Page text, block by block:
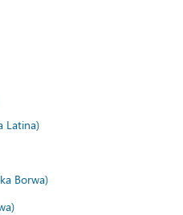
Latina)
Borwa)